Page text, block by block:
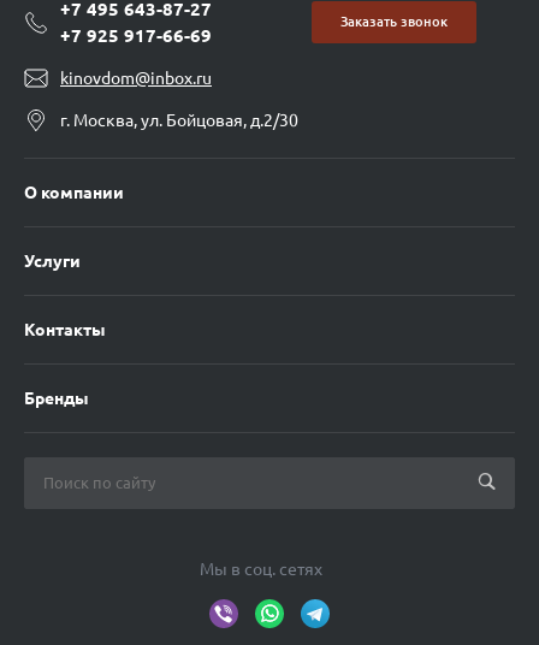
+7 495 643-87-27
+7 925 917-66-69
Заказать звонок
kinovdom@inbox.ru
г. Москва, ул. Бойцовая, д.2/30
О компании
Услуги
Контакты
Бренды
Мы в соц. сетях